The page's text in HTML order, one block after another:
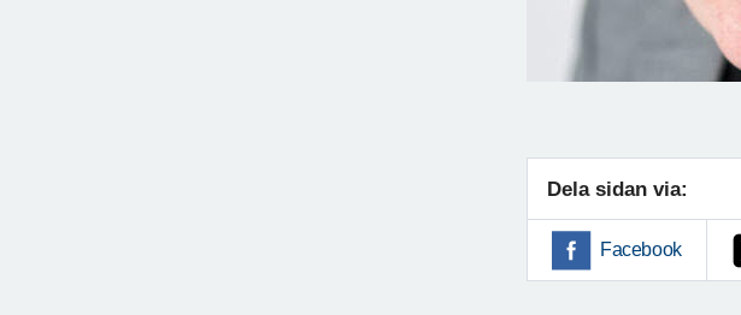
Dela sidan via:
Facebook